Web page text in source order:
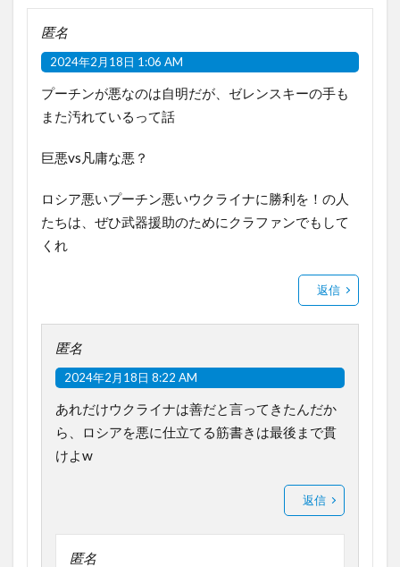
匿名
2024年2月18日 1:06 AM
プーチンが悪なのは自明だが、ゼレンスキーの手も
また汚れているって話
巨悪vs凡庸な悪？
ロシア悪いプーチン悪いウクライナに勝利を！の人
たちは、ぜひ武器援助のためにクラファンでもして
くれ
返信
匿名
2024年2月18日 8:22 AM
あれだけウクライナは善だと言ってきたんだか
ら、ロシアを悪に仕立てる筋書きは最後まで貫
けよw
返信
匿名